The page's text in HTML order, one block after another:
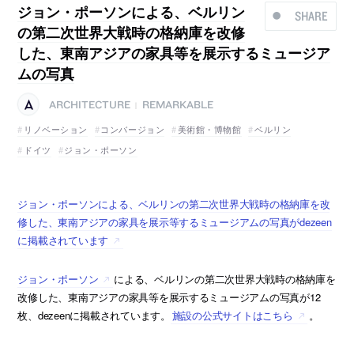
SHARE
ジョン・ポーソンによる、ベルリン
の第二次世界大戦時の格納庫を改修
した、東南アジアの家具等を展示するミュージア
ムの写真
ARCHITECTURE
REMARKABLE
リノベーション
コンバージョン 美術館・博物館
ベルリン
ドイツ
ジョン・ポーソン
ジョン・ポーソンによる、ベルリンの第二次世界大戦時の格納庫を改
修した、東南アジアの家具を展示等するミュージアムの写真がdezeen
に掲載されています
ジョン・ポーソン
による、ベルリンの第二次世界大戦時の格納庫を
改修した、東南アジアの家具等を展示するミュージアムの写真が12
枚、dezeenに掲載されています。 施設の公式サイトはこちら 。